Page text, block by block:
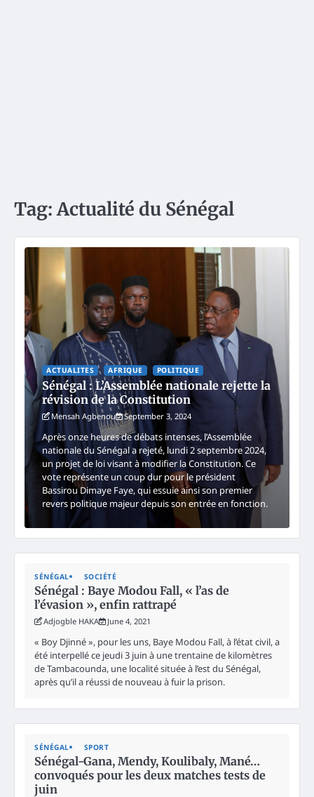
Tag:Actualité du Sénégal
ACTUALITES AFRIQUE POLITIQUE
Sénégal : L’Assemblée nationale rejette la
révision de la Constitution
Mensah Agbenou September 3, 2024
Après onze heures de débats intenses, l’Assemblée
nationale du Sénégal a rejeté, lundi 2 septembre 2024,
un projet de loi visant à modifier la Constitution. Ce
vote représente un coup dur pour le président
Bassirou Dimaye Faye, qui essuie ainsi son premier
revers politique majeur depuis son entrée en fonction.
SÉNÉGAL SOCIÉTÉ
Sénégal : Baye Modou Fall, « l’as de
l’évasion », enfin rattrapé
Adjogble HAKA June 4, 2021
« Boy Djinné », pour les uns, Baye Modou Fall, à l’état civil, a
été interpellé ce jeudi 3 juin à une trentaine de kilomètres
de Tambacounda, une localité située à l’est du Sénégal,
après qu’il a réussi de nouveau à fuir la prison.
SÉNÉGAL SPORT
Sénégal-Gana, Mendy, Koulibaly, Mané…
convoqués pour les deux matches tests de
juin